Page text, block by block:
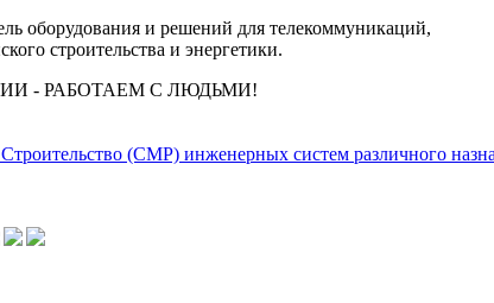
оборудования и решений для телекоммуникаций,
строительства и энергетики.
- РАБОТАЕМ С ЛЮДЬМИ!
(СМР) инженерных систем различного